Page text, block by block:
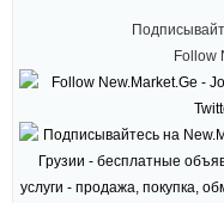
Follow